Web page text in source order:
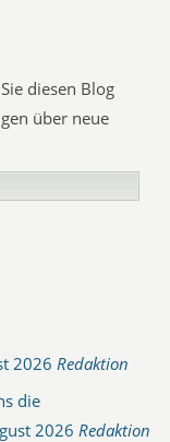
diesen Blog
über neue
2026 Redaktion
die
2026 Redaktion